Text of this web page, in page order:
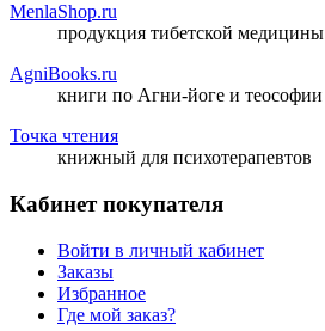
MenlaShop.ru
продукция тибетской медицины
AgniBooks.ru
книги по Агни-йоге и теософии
Точка чтения
книжный для психотерапевтов
Кабинет покупателя
Войти в личный кабинет
Заказы
Избранное
Где мой заказ?